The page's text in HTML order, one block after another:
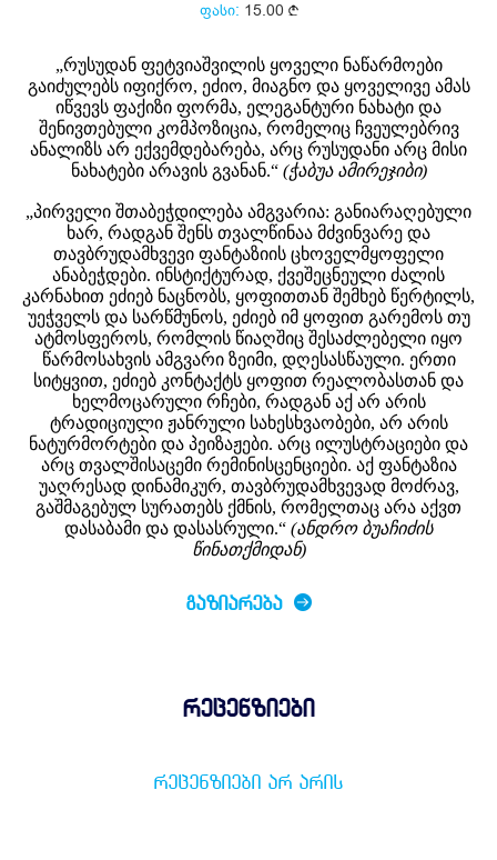
ფასი: 15.00
„რუსუდან ფეტვიაშვილის ყოველი ნაწარმოები
გაიძულებს იფიქრო, ეძიო, მიაგნო და ყოველივე ამას
იწვევს ფაქიზი ფორმა, ელეგანტური ნახატი და
შენივთებული კომპოზიცია, რომელიც ჩვეულებრივ
ანალიზს არ ექვემდებარება, არც რუსუდანი არც მისი
ნახატები არავის გვანან.“ (ჭაბუა ამირეჯიბი)
„პირველი შთაბეჭდილება ამგვარია: განიარაღებული
ხარ, რადგან შენს თვალწინაა მძვინვარე და
თავბრუდამხვევი ფანტაზიის ცხოველმყოფელი
ანაბეჭდები. ინსტიქტურად, ქვეშეცნეული ძალის
კარნახით ეძიებ ნაცნობს, ყოფითთან შემხებ წერტილს,
უეჭველს და სარწმუნოს, ეძიებ იმ ყოფით გარემოს თუ
ატმოსფეროს, რომლის წიაღშიც შესაძლებელი იყო
წარმოსახვის ამგვარი ზეიმი, დღესასწაული. ერთი
სიტყვით, ეძიებ კონტაქტს ყოფით რეალობასთან და
ხელმოცარული რჩები, რადგან აქ არ არის
ტრადიციული ჟანრული სახესხვაობები, არ არის
ნატურმორტები და პეიზაჟები. არც ილუსტრაციები და
არც თვალშისაცემი რემინისცენციები. აქ ფანტაზია
უაღრესად დინამიკურ, თავბრუდამხვევად მოძრავ,
გაშმაგებულ სურათებს ქმნის, რომელთაც არა აქვთ
დასაბამი და დასასრული.“ (ანდრო ბუაჩიძის
წინათქმიდან)
ᲒᲐᲖᲘᲐᲠᲔᲑᲐ
რეცენზიები
ᲠᲔᲪᲔᲜᲖᲘᲔᲑᲘ ᲐᲠ ᲐᲠᲘᲡ